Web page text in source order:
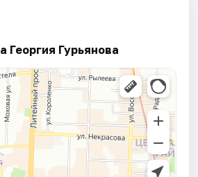
Георгия Гурьянова